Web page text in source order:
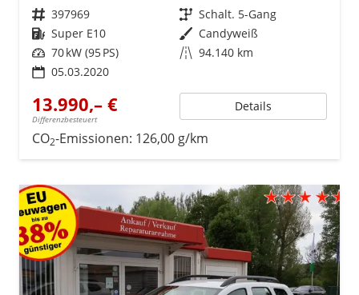
Fahrzeugnr. 397969 Getriebe Schalt. 5-Gang
Kraftstoff Super E10 Außenfarbe Candyweiß
Leistung 70 kW (95 PS) Kilometerstand 94.140 km
05.03.2020
13.990,– €
Differenzbesteuert
Details
CO2-Emissionen: 126,00 g/km